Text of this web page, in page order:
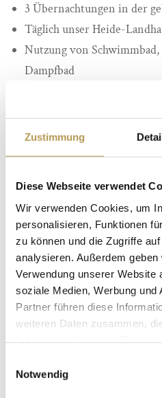
Zustimmung
Diese Webseite verwendet
Wir verwenden Cookies, um
personalisieren, Funktionen
zu können und die Zugriffe
analysieren. Außerdem
Verwendung unserer Website
soziale Medien, Werbung und
Partner führen diese
weiteren Daten zusammen,
Notwendig
3 Übernachtungen in der
Täglich unser Heide-
Nutzung von
Dampfbad
Kuschelige Bademäntel
Ein 3-Gang Wellnessmenü
Abenden
Ein Heidegeschenk als
Übernachtungen:3 Nächte
Preis:ab 267 Euro (zzgl.
Reisezeitraum: ganzjährig